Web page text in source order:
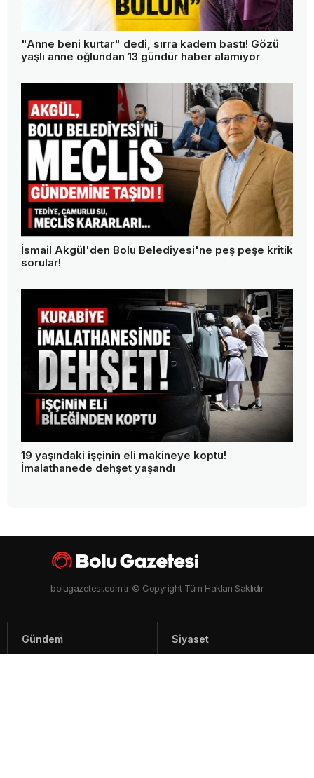
"Anne beni kurtar" dedi, sırra kadem bastı! Gözü
yaşlı anne oğlundan 13 gündür haber alamıyor
İsmail Akgül'den Bolu Belediyesi'ne peş peşe kritik
sorular!
19 yaşındaki işçinin eli makineye koptu!
İmalathanede dehşet yaşandı
bolugazetesi.com.tr © Copyright Tüm Hakları Saklıdır
Gündem Siyaset